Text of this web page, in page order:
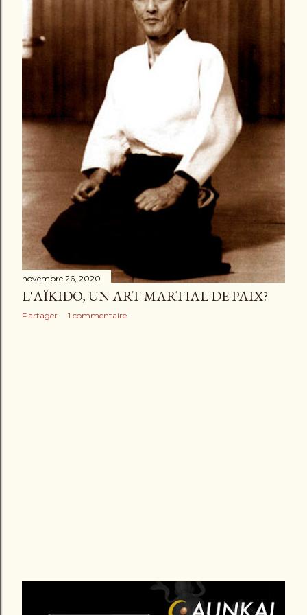
e
s
novembre 26, 2020
L'AÏKIDO, UN ART MARTIAL DE PAIX?
Partager 1 commentaire